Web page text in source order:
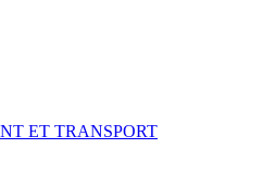
ET TRANSPORT